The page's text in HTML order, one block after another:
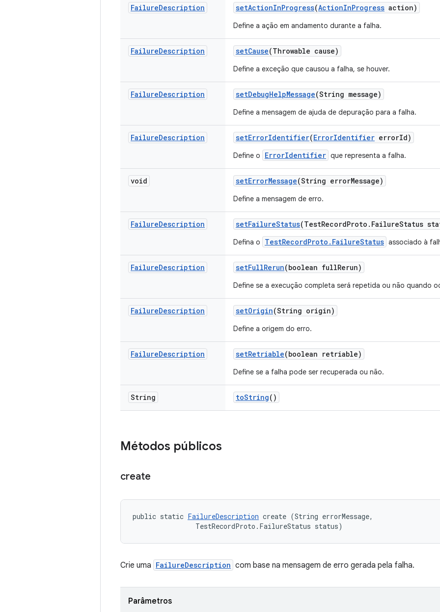
FailureDescription setActionInProgress(ActionInProgress action)
Define a ação em andamento durante a falha.
FailureDescription setCause(Throwable cause)
Define a exceção que causou a falha, se houver.
FailureDescription setDebugHelpMessage(String message)
Define a mensagem de ajuda de depuração para a falha.
FailureDescription setErrorIdentifier(ErrorIdentifier errorId)
Define o ErrorIdentifier que representa a falha.
void setErrorMessage(String errorMessage)
Define a mensagem de erro.
FailureDescription setFailureStatus(TestRecordProto . FailureStatus
Defina o TestRecordProto.FailureStatus associado à
FailureDescription setFullRerun(boolean fullRerun)
Define se a execução completa será repetida ou não quando
FailureDescription setOrigin(String origin)
Define a origem do erro.
FailureDescription setRetriable(boolean retriable)
Define se a falha pode ser recuperada ou não.
String toString()
Métodos públicos
create
public static FailureDescription create (String errorMessage,
                TestRecordProto.FailureStatus status)
Crie uma FailureDescription com base na mensagem de erro gerada pela falha.
Parâmetros